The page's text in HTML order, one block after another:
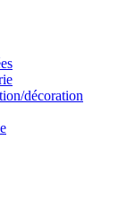
décoration